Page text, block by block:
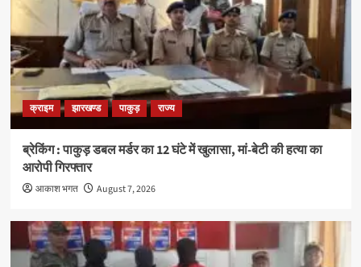
क्राइम झारखण्ड पाकुड़ राज्य
ब्रेकिंग : पाकुड़ डबल मर्डर का 12 घंटे में खुलासा, मां-बेटी की हत्या का
आरोपी गिरफ्तार
आकाश भगत August 7, 2026